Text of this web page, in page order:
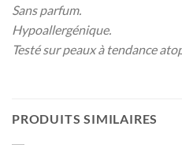
Sans parfum.
Hypoallergénique.
Testé sur peaux à tendance
PRODUITS SIMILAIRES